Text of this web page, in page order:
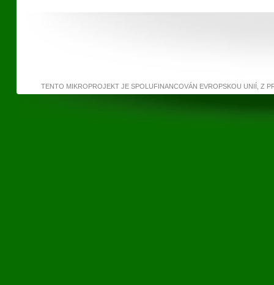
TENTO MIKROPROJEKT JE SPOLUFINANCOVÁN EVROPSKOU UNIÍ, Z